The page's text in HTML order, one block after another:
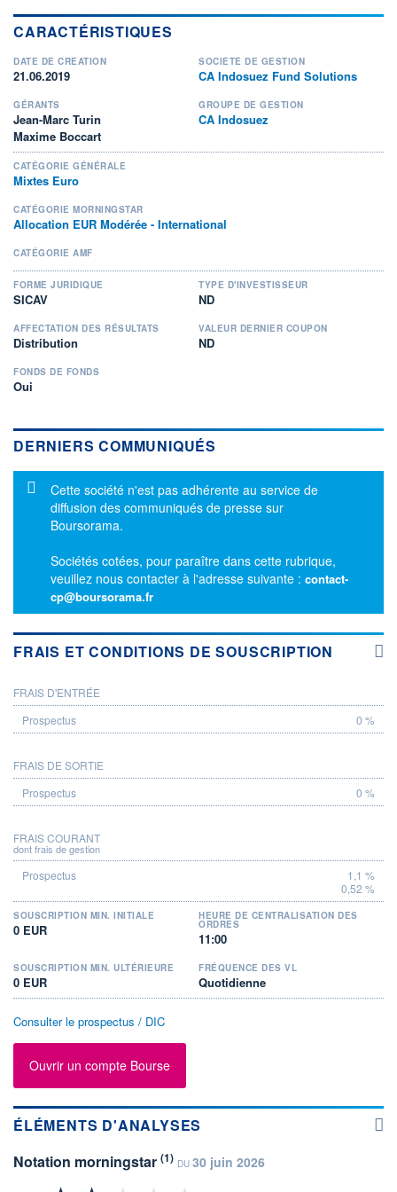
CARACTÉRISTIQUES
DATE DE CRÉATION
21.06.2019
SOCIÉTÉ DE GESTION
CA Indosuez Fund Solutions
GÉRANTS
Jean-Marc Turin
Maxime Boccart
GROUPE DE GESTION
CA Indosuez
CATÉGORIE GÉNÉRALE
Mixtes Euro
CATÉGORIE MORNINGSTAR
Allocation EUR Modérée - International
CATÉGORIE AMF
FORME JURIDIQUE
SICAV
TYPE D'INVESTISSEUR
ND
AFFECTATION DES RÉSULTATS
Distribution
VALEUR DERNIER COUPON
ND
FONDS DE FONDS
Oui
DERNIERS COMMUNIQUÉS
Message d'information
Cette société n'est pas adhérente au service de
diffusion des communiqués de presse sur
Boursorama.
Sociétés cotées, pour paraître dans cette rubrique,
veuillez nous contacter à l'adresse suivante : contact-
cp@boursorama.fr
FRAIS ET CONDITIONS DE SOUSCRIPTION
PROSPECTUS
FRAIS D'ENTRÉE
0 %
FRAIS DE SORTIE
0 %
FRAIS COURANT
dont frais de gestion
1,1 %
0,52 %
SOUSCRIPTION MIN. INITIALE
0 EUR
HEURE DE CENTRALISATION DES
ORDRES
11:00
SOUSCRIPTION MIN. ULTÉRIEURE
0 EUR
FRÉQUENCE DES VL
Quotidienne
Consulter le prospectus / DIC
Ouvrir un compte Bourse
ÉLÉMENTS D'ANALYSES
Notation morningstar (1) DU 30 juin 2026